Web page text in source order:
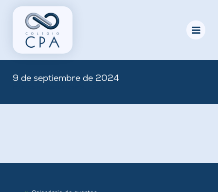
9 de septiembre de 2024